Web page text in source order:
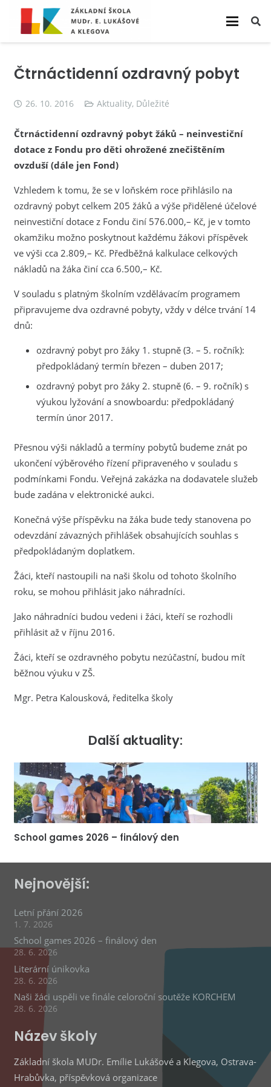
Čtrnáctidenní ozdravný pobyt
26. 10. 2016 Aktuality, Důležité
Čtrnáctidenní ozdravný pobyt žáků – neinvestiční
dotace z Fondu pro děti ohrožené znečištěním
ovzduší (dále jen Fond)
Vzhledem k tomu, že se v loňském roce přihlásilo na
ozdravný pobyt celkem 205 žáků a výše přidělené účelové
neinvestiční dotace z Fondu činí 576.000,– Kč, je v tomto
okamžiku možno poskytnout každému žákovi příspěvek
ve výši cca 2.809,– Kč. Předběžná kalkulace celkových
nákladů na žáka činí cca 6.500,– Kč.
V souladu s platným školním vzdělávacím programem
připravujeme dva ozdravné pobyty, vždy v délce trvání 14
dnů:
ozdravný pobyt pro žáky 1. stupně (3. – 5. ročník):
předpokládaný termín březen – duben 2017;
ozdravný pobyt pro žáky 2. stupně (6. – 9. ročník) s
výukou lyžování a snowboardu: předpokládaný
termín únor 2017.
Přesnou výši nákladů a termíny pobytů budeme znát po
ukončení výběrového řízení připraveného v souladu s
podmínkami Fondu. Veřejná zakázka na dodavatele služeb
bude zadána v elektronické aukci.
Konečná výše příspěvku na žáka bude tedy stanovena po
odevzdání závazných přihlášek obsahujících souhlas s
předpokládaným doplatkem.
Žáci, kteří nastoupili na naši školu od tohoto školního
roku, se mohou přihlásit jako náhradníci.
Jako náhradníci budou vedeni i žáci, kteří se rozhodli
přihlásit až v říjnu 2016.
Žáci, kteří se ozdravného pobytu nezúčastní, budou mít
běžnou výuku v ZŠ.
Mgr. Petra Kalousková, ředitelka školy
Další aktuality:
School games 2026 – finálový den
Nejnovější:
Letní přání 2026
1. 7. 2026
School games 2026 – finálový den
28. 6. 2026
Literární únikovka
28. 6. 2026
Naši žáci uspěli ve finále celoroční soutěže KORCHEM
28. 6. 2026
Název školy
Základní škola MUDr. Emílie Lukášové a Klegova, Ostrava-
Hrabůvka, příspěvková organizace